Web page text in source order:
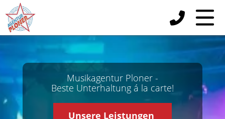
Musikagentur Ploner -
Beste Unterhaltung á la carte!
Unsere Leistungen